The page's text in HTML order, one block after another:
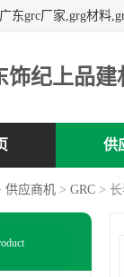
饰纪上品建
供
供应商机 > GRC >